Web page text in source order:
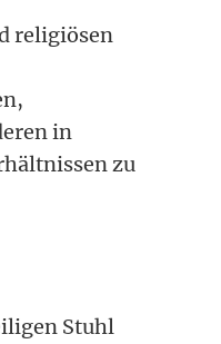
religiösen
in
zu
Stuhl